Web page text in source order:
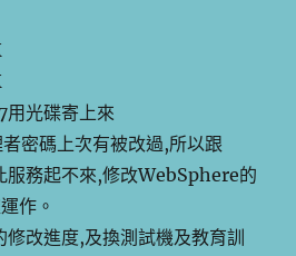
光碟寄上來
密碼上次有被改過,所以跟
服務起不來,修改WebSphere的
作。
改進度,及換測試機及教育訓